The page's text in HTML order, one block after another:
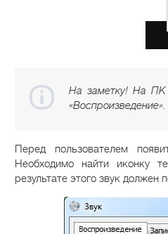
На заметку! На ПК
«Воспроизведение».
Перед пользователем
Необходимо найти иконку
результате этого звук должен